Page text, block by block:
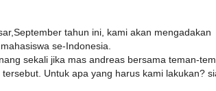
tahun ini, kami akan mengadakan
se-Indonesia.
sekali jika mas andreas bersama teman-
Untuk apa yang harus kami lakukan?